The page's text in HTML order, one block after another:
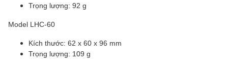
Trọng lượng: 92 g
Model LHC-60
Kích thước: 62 x 60 x 96 mm
Trọng lượng: 109 g